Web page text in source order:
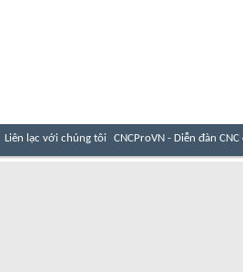
Liên lạc với chúng tôi CNCProVN - Diễn đàn